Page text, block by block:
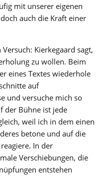
mit unserer eigenen
auch die Kraft einer
Kierkegaard sagt,
zu wollen. Beim
eines Textes wiederhole
auf
und versuche mich so
der Bühne ist jede
weil ich in dem einen
betone und auf die
In der
Verschiebungen, die
entstehen